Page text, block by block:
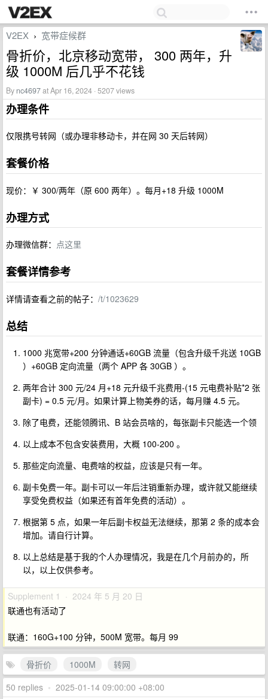
V2EX › 宽带症候群
骨折价，北京移动宽带， 300 两年，升
级 1000M 后几乎不花钱
By nc4697at Apr 16, 2024 · 5207 views
办理条件
仅限携号转网（或办理非移动卡，并在网 30 天后转网）
套餐价格
现价：￥ 300/两年（原 600 两年）。每月+18 升级 1000M
办理方式
办理微信群： 点这里
套餐详情参考
详情请查看之前的帖子： /t/1023629
总结
1000 兆宽带+200 分钟通话+60GB 流量（包含升级千兆送 10GB
）+60GB 定向流量（两个 APP 各 30GB ）。
两年合计 300 元/24 月+18 元升级千兆费用-(15 元电费补贴*2 张
副卡) = 0.5 元/月。如果计算上物美券的话，每月赚 4.5 元。
除了电费，还能领腾讯、B 站会员啥的，每张副卡只能选一个领
以上成本不包含安装费用，大概 100-200 。
那些定向流量、电费啥的权益，应该是只有一年。
副卡免费一年。副卡可以一年后注销重新办理，或许就又能继续
享受免费权益（如果还有首年免费的活动）。
根据第 5 点，如果一年后副卡权益无法继续，那第 2 条的成本会
增加。请自行计算。
以上总结是基于我的个人办理情况，我是在几个月前办的，所
以，以上仅供参考。
Supplement 1 · 2024 年 5 月 20 日
联通也有活动了
联通：160G+100 分钟，500M 宽带。每月 99
骨折价 1000M
转网
50 replies • 2025-01-14 09:00:00 +08:00